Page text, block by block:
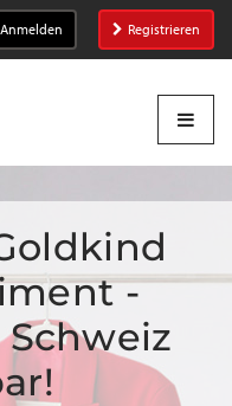
Anmelden Registrieren
-